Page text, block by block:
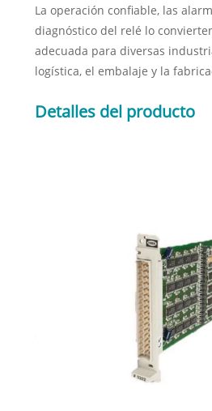
La operación confiable, las
diagnóstico del relé lo
adecuada para diversas
logística, el embalaje y la
Detalles del producto